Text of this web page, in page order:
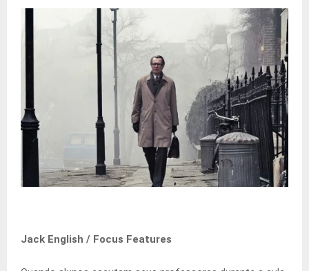
Jack English / Focus Features